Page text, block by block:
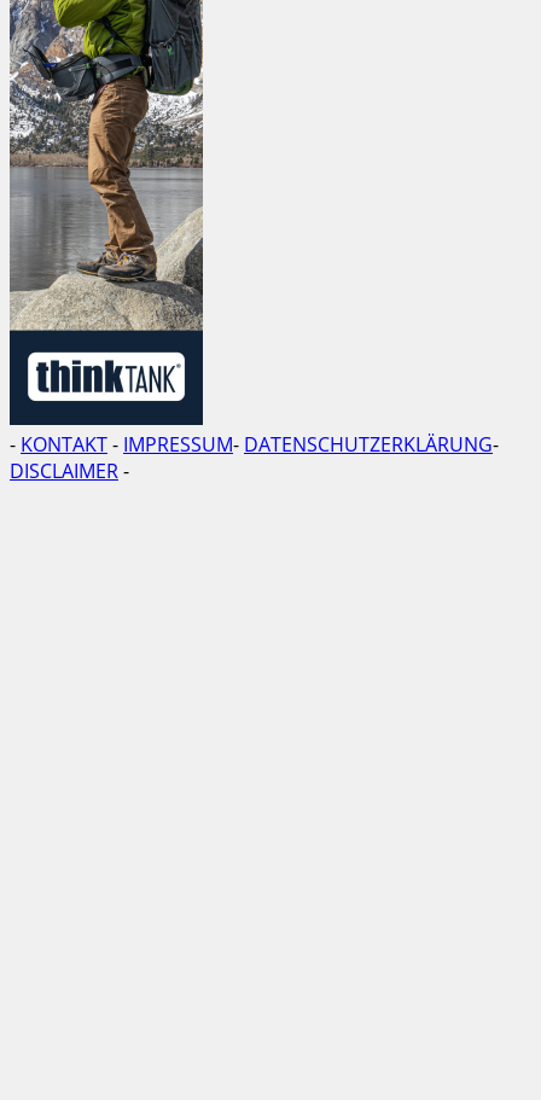
- KONTAKT- IMPRESSUM- DATENSCHUTZERKLÄRUNG-
DISCLAIMER-